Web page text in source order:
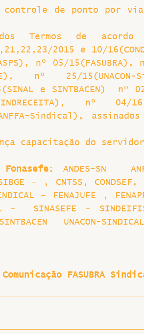
controle de ponto por
Termos de acordo
2015 e 10/
nº 05/15(FASUBRA),
nº 25/
e SINTBACEN)  nº
nº 04/
Sindical),
capacitação do
: ANDES-SN –
– , CNTSS, CONDSEF,
– FENAJUFE ,
SINASEFE –
– UNACON-SINDICAL
FASUBRA